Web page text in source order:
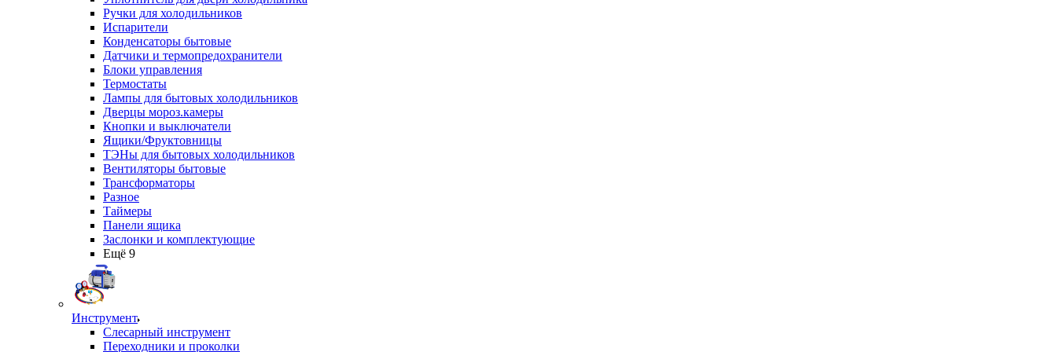
Ручки для холодильников
Испарители
Конденсаторы бытовые
Датчики и термопредохранители
Блоки управления
Термостаты
Лампы для бытовых холодильников
Дверцы мороз.камеры
Кнопки и выключатели
Ящики/Фруктовницы
ТЭНы для бытовых холодильников
Вентиляторы бытовые
Трансформаторы
Разное
Таймеры
Панели ящика
Заслонки и комплектующие
Ещё 9
Инструмент
Слесарный инструмент
Переходники и проколки